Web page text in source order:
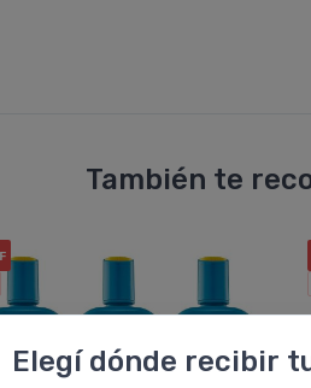
Elegí dónde recibir
También te